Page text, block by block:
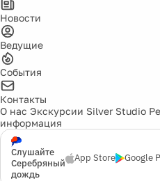
Новости
Ведущие
События
Контакты
О нас Экскурсии Silver Studio
информация
Слушайте
Серебряный
дождь
App Store Google